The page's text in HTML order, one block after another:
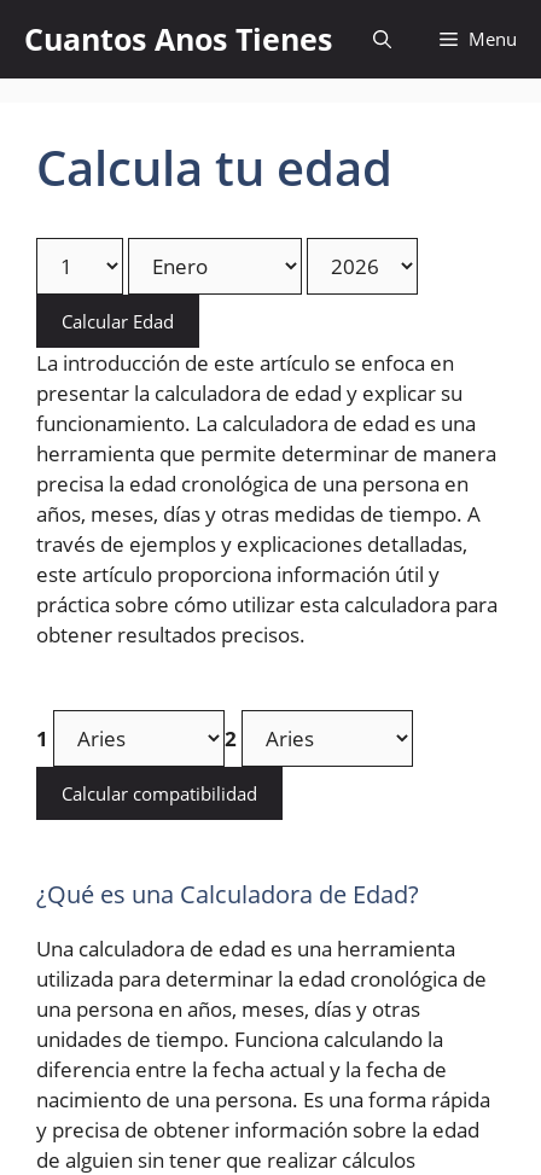
content
Cuantos Anos Tienes Menu
Calcula tu edad
Calcular Edad
La introducción de este artículo se enfoca en
presentar la calculadora de edad y explicar su
funcionamiento. La calculadora de edad es una
herramienta que permite determinar de manera
precisa la edad cronológica de una persona en
años, meses, días y otras medidas de tiempo. A
través de ejemplos y explicaciones detalladas,
este artículo proporciona información útil y
práctica sobre cómo utilizar esta calculadora para
obtener resultados precisos.
1 2
Calcular compatibilidad
¿Qué es una Calculadora de Edad?
Una calculadora de edad es una herramienta
utilizada para determinar la edad cronológica de
una persona en años, meses, días y otras
unidades de tiempo. Funciona calculando la
diferencia entre la fecha actual y la fecha de
nacimiento de una persona. Es una forma rápida
y precisa de obtener información sobre la edad
de alguien sin tener que realizar cálculos